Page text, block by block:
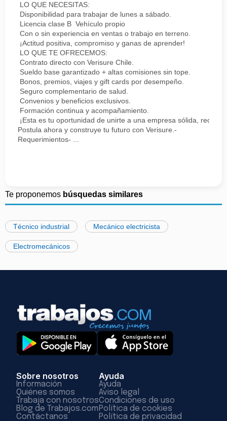
LO QUE NECESITAS:
Disponibilidad para trabajar de lunes a sábado.
Licencia clase B Vehículo propio
Con o sin experiencia en ventas o trabajo en terreno.
¡Actitud positiva, compromiso y ganas de aprender!
LO QUE TE OFRECEMOS:
Contrato directo con Verisure Chile.
Sueldo base garantizado + altas comisiones sin tope.
Bonos, premios, viajes y gift cards por desempeño.
Seguro complementario de salud.
Convenios y beneficios exclusivos.
Formación continua y acompañamiento.
¡Esta es tu oportunidad de unirte a una empresa sólida,
Postula ahora y construye tu futuro con Verisure.-
Requerimientos- ...
Te proponemos búsquedas similares
Técnico industrial Mecánico electricista
Electromecánicos
Sobre nosotros
Información
Quiénes somos
Trabaja con nosotros
Blog de Trabajos.com
Contáctanos
Ayuda
Ayuda
Aviso legal
Condiciones de uso
Política de cookies
Política de privacidad